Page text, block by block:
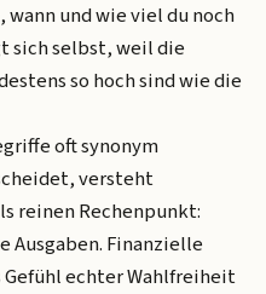
und wie viel du noch
sich selbst, weil die
so hoch sind wie die
oft synonym
versteht
reinen Rechenpunkt:
Ausgaben. Finanzielle
echter Wahlfreiheit